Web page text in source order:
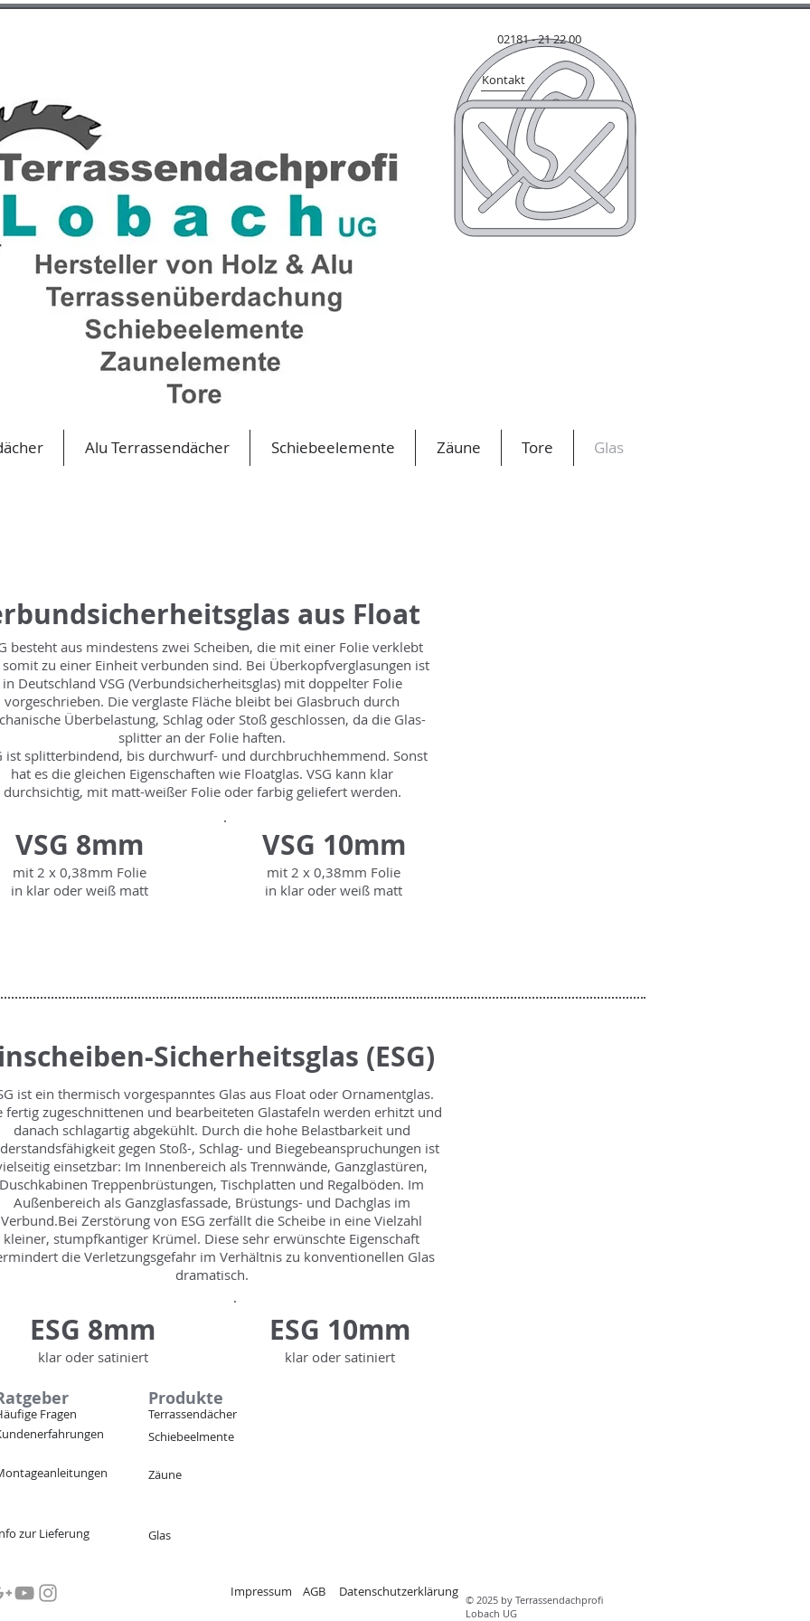
02181 - 21 22 00
Kontakt
Alu Terrassendächer Schiebeelemente Zäune Tore Glas
besteht aus mindestens zwei Scheiben, die mit einer Folie verklebt
zu einer Einheit verbunden sind. Bei Überkopfverglasungen ist
in Deutschland VSG (Verbundsicherheitsglas) mit doppelter Folie
vorgeschrieben. Die verglaste Fläche bleibt bei Glasbruch durch
Überbelastung, Schlag oder Stoß geschlossen, da die Glas-
splitter an der Folie haften.
ist splitterbindend, bis durchwurf- und durchbruchhemmend. Sonst
hat es die gleichen Eigenschaften wie Floatglas. VSG kann klar
durchsichtig, mit matt-weißer Folie oder farbig geliefert werden.
aus Float
VSG 8mm
mit 2 x 0,38mm Folie
in klar oder weiß matt
VSG 10mm
mit 2 x 0,38mm Folie
in klar oder weiß matt
Sicherheitsglas (ESG)
ist ein thermisch vorgespanntes Glas aus Float oder Ornamentglas.
fertig zugeschnittenen und bearbeiteten Glastafeln werden erhitzt und
danach schlagartig abgekühlt. Durch die hohe Belastbarkeit und
gegen Stoß-, Schlag- und Biegebeanspruchungen ist
einsetzbar: Im Innenbereich als Trennwände, Ganzglastüren,
Duschkabinen Treppenbrüstungen, Tischplatten und Regalböden. Im
Außenbereich als Ganzglasfassade, Brüstungs- und Dachglas im
Verbund.Bei Zerstörung von ESG zerfällt die Scheibe in eine Vielzahl
kleiner, stumpfkantiger Krümel. Diese sehr erwünschte Eigenschaft
die Verletzungsgefahr im Verhältnis zu konventionellen Glas
dramatisch.
ESG 8mm
klar oder satiniert
ESG 10mm
klar oder satiniert
Fragen
zur Lieferung
Produkte
Terrassendächer
Schiebeelmente
Zäune
Glas
Impressum AGB Datenschutzerklärung
© 2025 by Terrassendachprofi
Lobach UG